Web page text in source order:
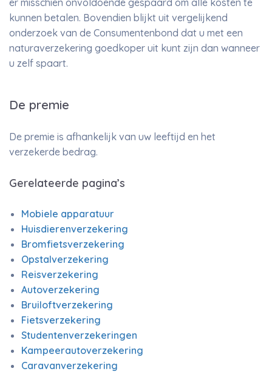
er misschien onvoldoende gespaard om alle kosten te
kunnen betalen. Bovendien blijkt uit vergelijkend
onderzoek van de Consumentenbond dat u met een
naturaverzekering goedkoper uit kunt zijn dan wanneer
u zelf spaart.
De premie
De premie is afhankelijk van uw leeftijd en het
verzekerde bedrag.
Gerelateerde pagina’s
Mobiele apparatuur
Huisdierenverzekering
Bromfietsverzekering
Opstalverzekering
Reisverzekering
Autoverzekering
Bruiloftverzekering
Fietsverzekering
Studentenverzekeringen
Kampeerautoverzekering
Caravanverzekering